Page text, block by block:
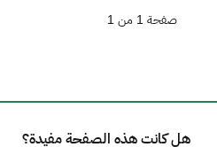
صفحة 1 من 1
هل كانت هذه الصفحة مفيدة؟